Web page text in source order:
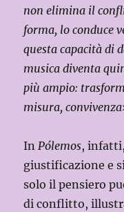
non elimina il
forma, lo conduce
questa capacità di
musica diventa
più ampio:
misura, convivenza
InPólemos,
giustificazione e
solo il pensiero
di conflitto,